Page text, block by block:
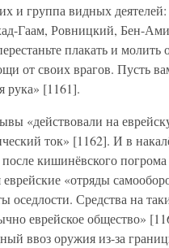
и группа видных
Гаам, Ровницкий, Бен-
плакать и
от своих врагов. Пусть
рука» [1161].
«действовали на
ток» [1162]. И в
после кишинёвского
еврейские «отряды
оседлости. Средства на
еврейское общество»
ввоз оружия из-за